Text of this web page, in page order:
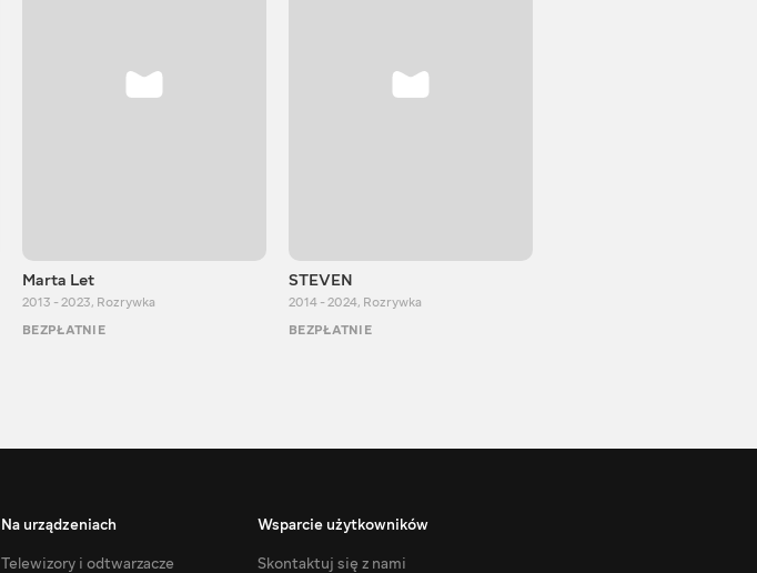
Marta Let
2013 - 2023, Rozrywka
BEZPŁATNIE
STEVEN
2014 - 2024, Rozrywka
BEZPŁATNIE
Na urządzeniach
Telewizory i odtwarzacze
Wsparcie użytkowników
Skontaktuj się z nami